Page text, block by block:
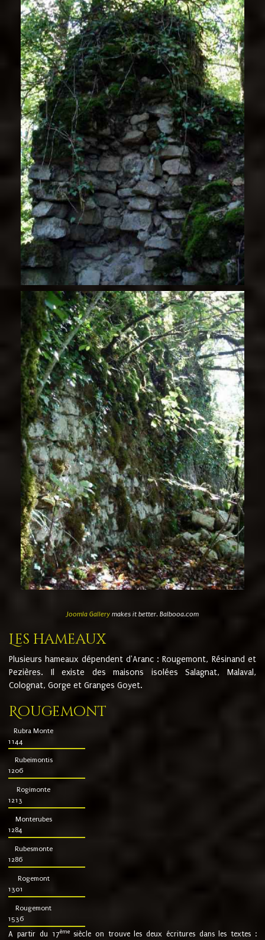
Joomla Gallerymakes it better. Balbooa.com
Les hameaux
Plusieurs hameaux dépendent d'Aranc : Rougemont, Résinand et
Pezières. Il existe des maisons isolées Salagnat, Malaval,
Colognat, Gorge et Granges Goyet.
Rougemont
Rubra Monte
1144
Rubeimontis
1206
Rogimonte
1213
Monterubes
1284
Rubesmonte
1286
Rogemont
1301
Rougemont
1536
A partir du 17ème siècle on trouve les deux écritures dans les textes :